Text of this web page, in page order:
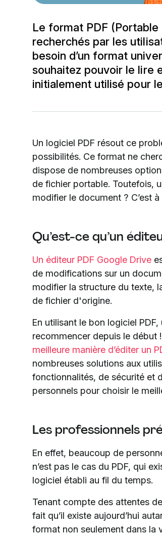
Le format PDF (Portable
recherchés par les
besoin d’un format
souhaitez pouvoir le lire
initialement utilisé pour
Un logiciel PDF résout ce
possibilités. Ce format ne
dispose de nombreuses
de fichier portable. Toutefois,
modifier le document ? C’est
Qu’est-ce qu’un
Un éditeur PDF Google Drive
de modifications sur un
modifier la structure du texte,
de fichier d'origine.
En utilisant le bon logiciel
recommencer depuis le début
meilleure manière d’éditer un
nombreuses solutions aux
fonctionnalités, de sécurité et
personnels pour choisir le
Les professionnels
En effet, beaucoup de
n’est pas le cas du PDF, qui
logiciel établi au fil du temps.
Tenant compte des attentes
fait qu’il existe aujourd’hui
format non seulement dans la